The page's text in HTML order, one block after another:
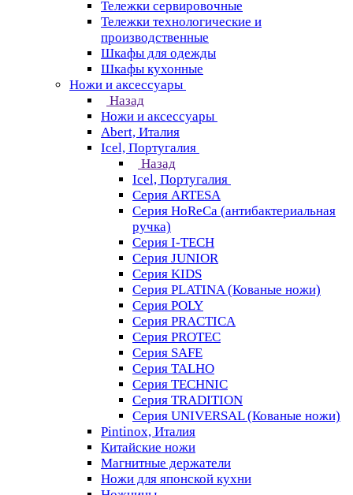
Тележки сервировочные
Тележки технологические и
производственные
Шкафы для одежды
Шкафы кухонные
Ножи и аксессуары
Назад
Ножи и аксессуары
Abert, Италия
Icel, Португалия
Назад
Icel, Португалия
Серия ARTESA
Серия HoReCa (антибактериальная
ручка)
Серия I-TECH
Серия JUNIOR
Серия KIDS
Серия PLATINA (Кованые ножи)
Серия POLY
Серия PRACTICA
Серия PROTEC
Серия SAFE
Серия TALHO
Серия TECHNIC
Серия TRADITION
Серия UNIVERSAL (Кованые ножи)
Pintinox, Италия
Китайские ножи
Магнитные держатели
Ножи для японской кухни